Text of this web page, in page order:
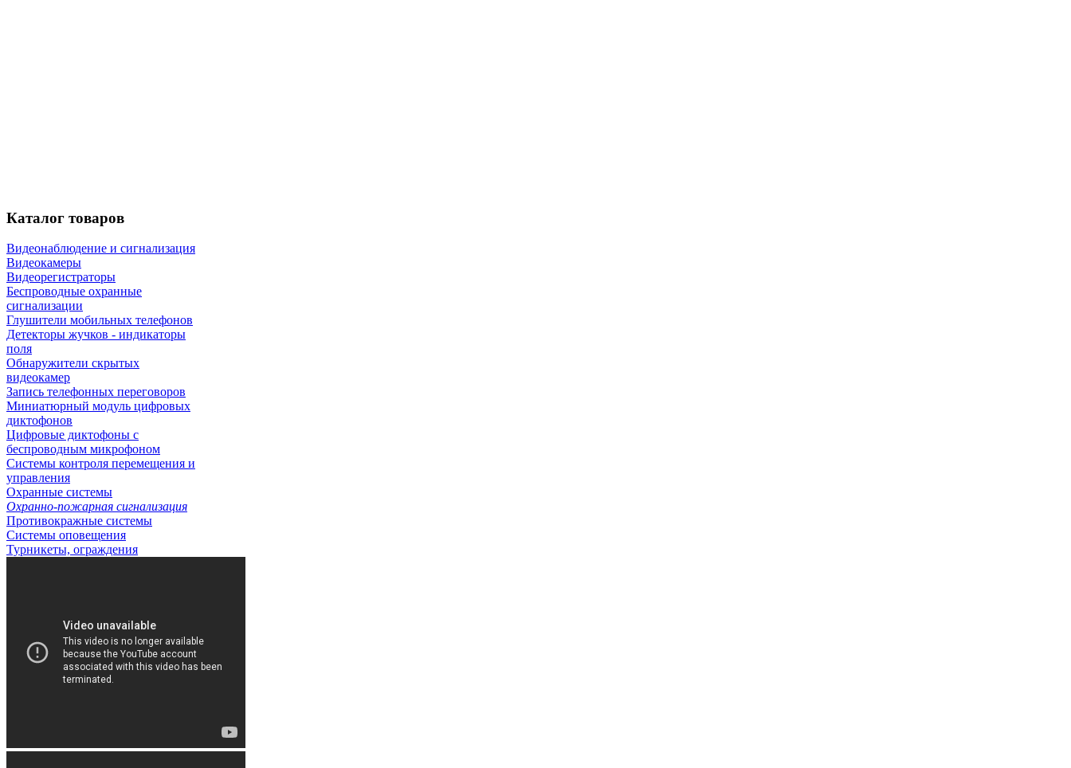
Каталог товаров
Видеонаблюдение и сигнализация
Видеокамеры
Видеорегистраторы
Беспроводные охранные
сигнализации
Глушители мобильных телефонов
Детекторы жучков - индикаторы
поля
Обнаружители скрытых
видеокамер
Запись телефонных переговоров
Миниатюрный модуль цифровых
диктофонов
Цифровые диктофоны с
беспроводным микрофоном
Системы контроля перемещения и
управления
Охранные системы
Охранно-пожарная сигнализация
Противокражные системы
Системы оповещения
Турникеты, ограждения